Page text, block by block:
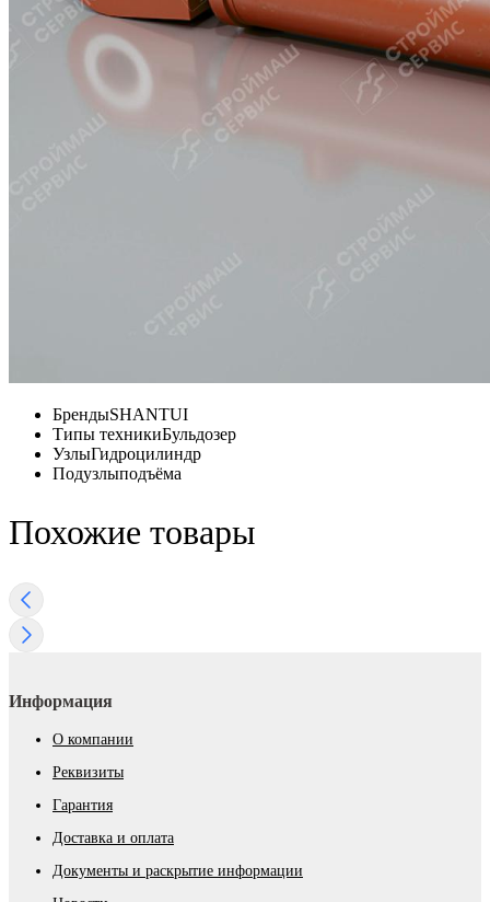
БрендыSHANTUI
Типы техникиБульдозер
УзлыГидроцилиндр
Подузлыподъёма
Похожие товары
Информация
О компании
Реквизиты
Гарантия
Доставка и оплата
Документы и раскрытие информации